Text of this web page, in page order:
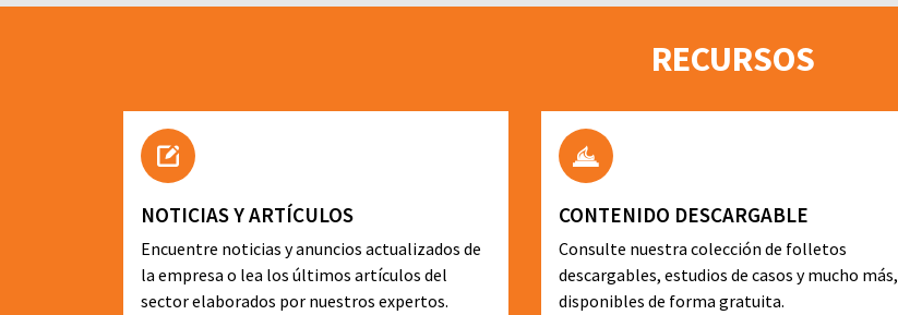
RECURSOS
NOTICIAS Y ARTÍCULOS
Encuentre noticias y anuncios actualizados de
la empresa o lea los últimos artículos del
sector elaborados por nuestros expertos.
CONTENIDO DESCARGABLE
Consulte nuestra colección de folletos
descargables, estudios de casos y mucho más,
disponibles de forma gratuita.